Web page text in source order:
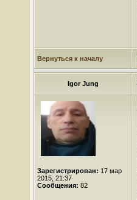
Вернуться к началу
Igor Jung
Зарегистрирован: 17 мар
2015, 21:37
Сообщения: 82